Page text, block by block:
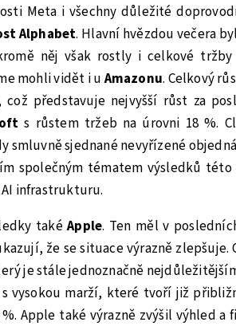
Meta i všechny důležité
Alphabet. Hlavní hvězdou večera
něj však rostly i celkové
mohli vidět i uAmazonu. Celkový
představuje nejvyšší růst za
s růstem tržeb na úrovni 18 %.
smluvně sjednané nevyřízené
společným tématem výsledků
infrastrukturu.
takéApple. Ten měl v
že se situace výrazně zlepšuje.
je stále jednoznačně
vysokou marží, které tvoří již
Apple také výrazně zvýšil výhled a